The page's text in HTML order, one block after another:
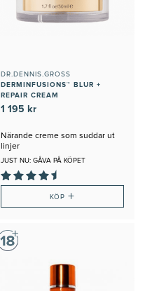
DR.DENNIS.GROSS
DERMINFUSIONS™ BLUR +
REPAIR CREAM
1 195 kr
Närande creme som suddar ut
linjer
JUST NU: GÅVA PÅ KÖPET
KÖP +